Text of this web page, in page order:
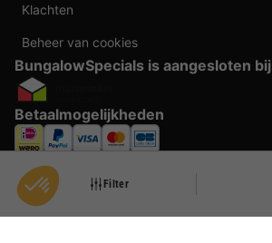
Filter
Klachten
Beheer van cookies
BungalowSpecials is aangesloten bij
Betaalmogelijkheden